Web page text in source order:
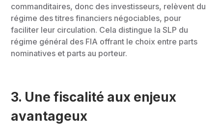
commanditaires, donc des investisseurs, relèvent du
régime des titres financiers négociables, pour
faciliter leur circulation. Cela distingue la SLP du
régime général des FIA offrant le choix entre parts
nominatives et parts au porteur.
3. Une fiscalité aux enjeux
avantageux